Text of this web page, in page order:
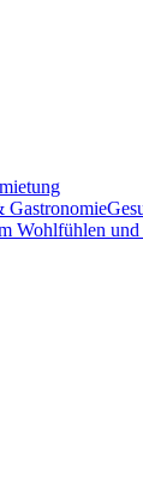
Gastronomie
Wohlfühlen und